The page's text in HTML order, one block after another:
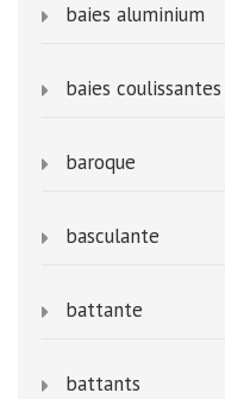
baies aluminium
baies coulissantes
baroque
basculante
battante
battants